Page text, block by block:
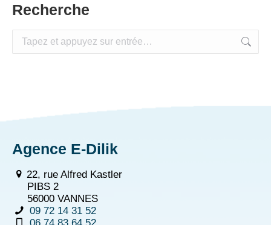
Recherche
Recherche
Agence E-Dilik
22, rue Alfred Kastler
PIBS 2
56000 VANNES
09 72 14 31 52